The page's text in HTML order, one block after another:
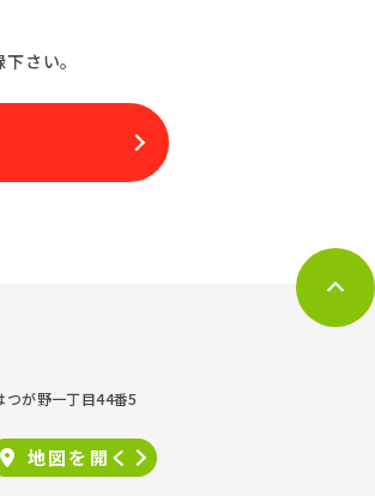
さい。
つが野一丁目44番5
地図を 開く